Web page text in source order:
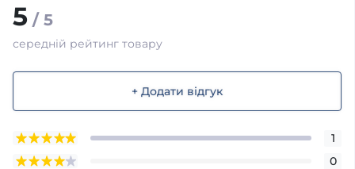
5 / 5
середній рейтинг товару
+ Додати відгук
1
0